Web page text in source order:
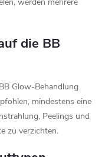
die BB
Glow-Behandlung
mindestens eine
Peelings und
zu verzichten.